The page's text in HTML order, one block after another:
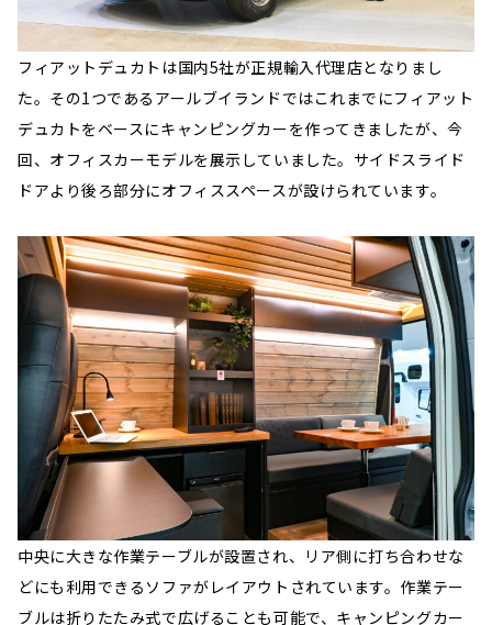
フィアットデュカトは国内5社が正規輸入代理店となりまし
た。その1つであるアールブイランドではこれまでにフィアット
デュカトをベースにキャンピングカーを作ってきましたが、今
回、オフィスカーモデルを展示していました。サイドスライド
ドアより後ろ部分にオフィススペースが設けられています。
中央に大きな作業テーブルが設置され、リア側に打ち合わせな
どにも利用できるソファがレイアウトされています。作業テー
ブルは折りたたみ式で広げることも可能で、キャンピングカー